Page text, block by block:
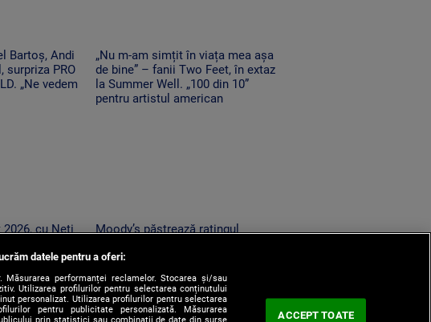
Bartoș, Andi
surpriza PRO
„Ne vedem
„Nu m-am simțit în viața mea așa
de bine” – fanii Two Feet, în extaz
la Summer Well. „100 din 10”
pentru artistul american
cu Neti
Moody’s păstrează ratingul
„recomandat investiţiilor”, cu
perspectiva negativă
datele pentru a oferi:
Măsurarea performanței reclamelor. Stocarea și/sau
Utilizarea profilurilor pentru selectarea conținutului
personalizat. Utilizarea profilurilor pentru selectarea
pentru publicitate personalizată. Măsurarea
ACCEPT TOATE